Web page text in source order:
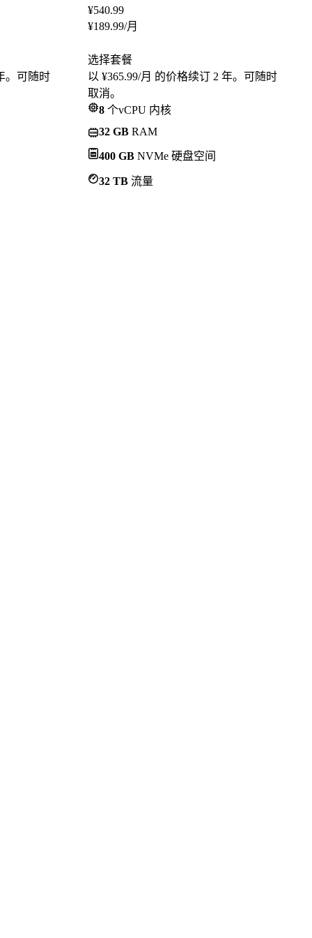
。可随时
¥540.99
¥189.99/月
选择套餐
以 ¥365.99/月 的价格续订 2 年。可随时
取消。
8 个vCPU 内核
32 GB RAM
400 GB NVMe 硬盘空间
32 TB 流量